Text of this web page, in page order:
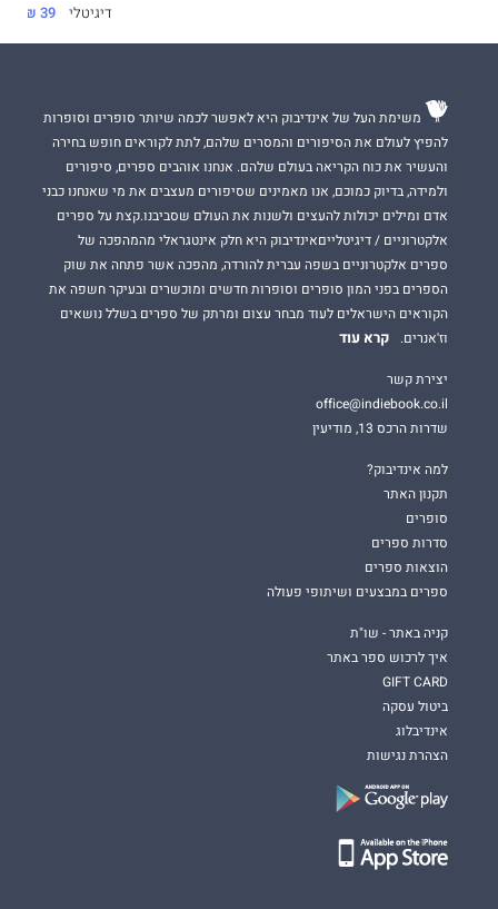
דיגיטלי 39 ₪
משימת העל של אינדיבוק היא לאפשר לכמה שיותר סופרים וסופרות
להפיץ לעולם את הסיפורים והמסרים שלהם, לתת לקוראים חופש בחירה
והעשיר את כוח הקריאה בעולם שלהם. אנחנו אוהבים ספרים, סיפורים
ולמידה, בדיוק כמוכם, אנו מאמינים שסיפורים מעצבים את מי שאנחנו כבני
אדם ומילים יכולות להעצים ולשנות את העולם שסביבנו.קצת על ספרים
אלקטרוניים / דיגיטלייםאינדיבוק היא חלק אינטגראלי מהמהפכה של
ספרים אלקטרוניים בשפה עברית להורדה, מהפכה אשר פתחה את שוק
הספרים בפני המון סופרים וסופרות חדשים ומוכשרים ובעיקר חשפה את
הקוראים הישראלים לעוד מבחר עצום ומרתק של ספרים בשלל נושאים
וז'אנרים.
קרא עוד
יצירת קשר
office@indiebook.co.il
שדרות הרכס 13, מודיעין
למה אינדיבוק?
תקנון האתר
סופרים
סדרות ספרים
הוצאות ספרים
ספרים במבצעים ושיתופי פעולה
קניה באתר - שו"ת
איך לרכוש ספר באתר
GIFT CARD
ביטול עסקה
אינדיבלוג
הצהרת נגישות